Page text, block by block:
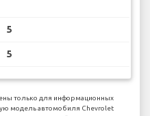
5
5
только для информационных
модель автомобиля Chevrolet